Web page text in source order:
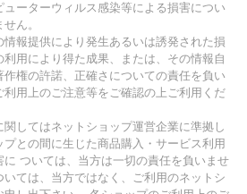
ーターウィルス感染等による損害につい
ん。
報提供により発生あるいは誘発された損
用により得た成果、または、その情報自
権の許諾、正確さについての責任を負い
利用上のご注意等をご確認の上ご利用くだ
してはネットショップ運営企業に準拠し
との間に生じた商品購入・サービス利用
に ついては、当方は一切の責任を負いませ
ては、当方ではなく、ご利用のネットシ